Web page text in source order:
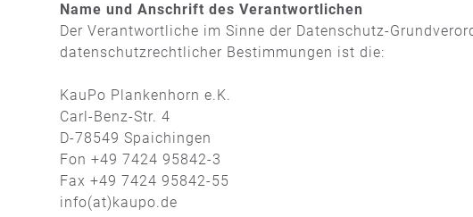
Name und Anschrift des Verantwortlichen
Der Verantwortliche im Sinne der Datenschutz-
datenschutzrechtlicher Bestimmungen ist die:
KauPo Plankenhorn e.K.
Carl-Benz-Str. 4
D-78549 Spaichingen
Fon +49 7424 95842-3
Fax +49 7424 95842-55
info(at)kaupo.de